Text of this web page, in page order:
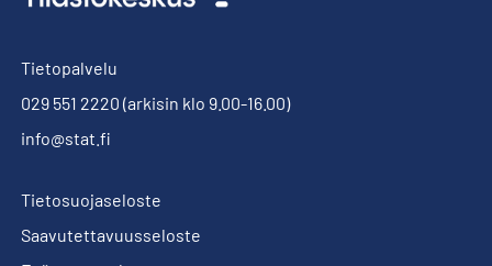
Tietopalvelu
029 551 2220 (arkisin klo 9.00-16.00)
info@stat.fi
Tietosuojaseloste
Saavutettavuusseloste